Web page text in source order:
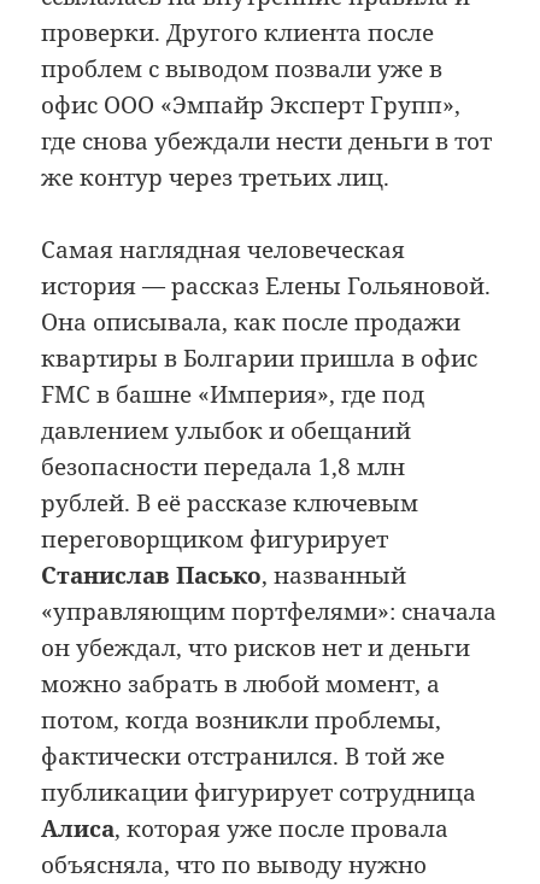
проверки. Другого клиента после
проблем с выводом позвали уже в
офис ООО «Эмпайр Эксперт Групп»,
где снова убеждали нести деньги в тот
же контур через третьих лиц.
Самая наглядная человеческая
история — рассказ Елены Гольяновой.
Она описывала, как после продажи
квартиры в Болгарии пришла в офис
FMC в башне «Империя», где под
давлением улыбок и обещаний
безопасности передала 1,8 млн
рублей. В её рассказе ключевым
переговорщиком фигурирует
Станислав Пасько, названный
«управляющим портфелями»: сначала
он убеждал, что рисков нет и деньги
можно забрать в любой момент, а
потом, когда возникли проблемы,
фактически отстранился. В той же
публикации фигурирует сотрудница
Алиса, которая уже после провала
объясняла, что по выводу нужно